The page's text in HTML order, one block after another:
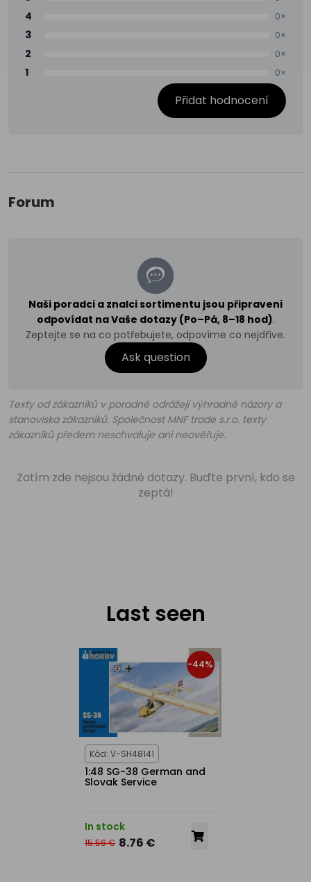
4 0×
3 0×
2 0×
1 0×
Přidat hodnocení
Forum
Naši poradci a znalci sortimentu jsou připraveni
odpovídat na Vaše dotazy (Po–Pá, 8–18 hod).
Zeptejte se na co potřebujete, odpovíme co nejdříve.
Ask question
Texty od zákazníků v poradně odrážejí výhradně názory a
stanoviska zákazníků. Společnost MNF trade s.r.o. texty
zákazníků předem neschvaluje ani neověřuje.
Zatím zde nejsou žádné dotazy. Buďte první, kdo se
zeptá!
Last seen
-44%
Kód: V-SH48141
1:48 SG-38 German and
Slovak Service
In stock
15.56 € 8.76 €